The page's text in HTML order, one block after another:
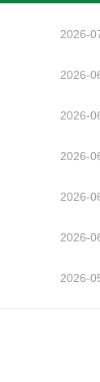
2026-
2026-
2026-
2026-
2026-
2026-
2026-